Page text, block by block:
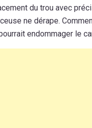
du trou avec
ne dérape.
endommager le